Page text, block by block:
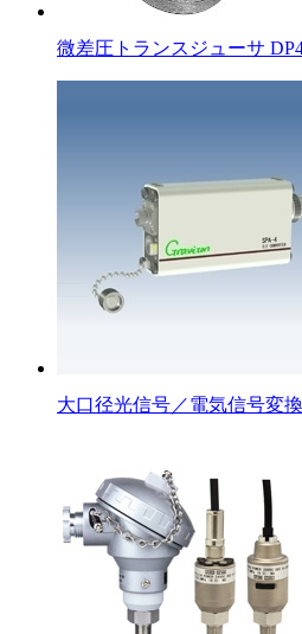
微差圧トランスジューサ
大口径光信号／電気信号変